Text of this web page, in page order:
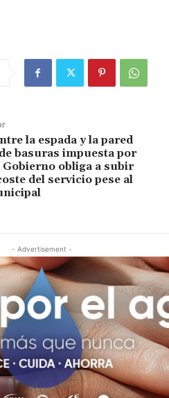
la espada y la pared
basuras impuesta por
Gobierno obliga a subir
del servicio pese al
- Advertisement -